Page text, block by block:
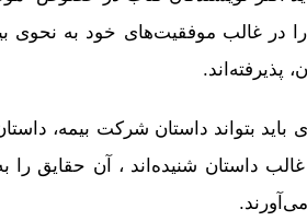
در غالب موفقیت‌های خود به نحوی
پذیرفته‌اند.
باید بتواند داستان شرکت بیمه،
داستان شنیده‌اند ، آن حقایق را به